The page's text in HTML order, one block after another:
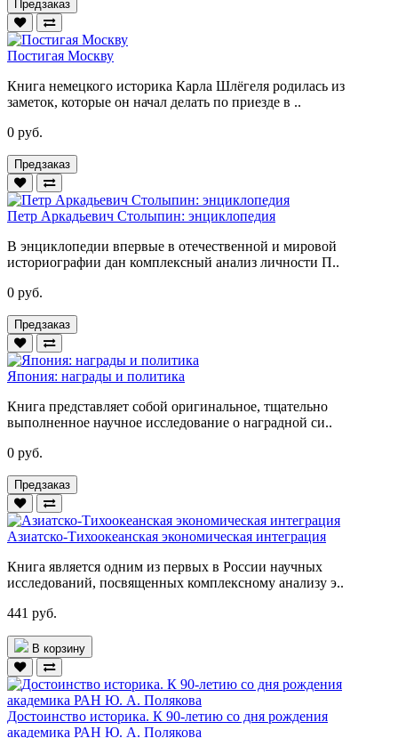
Предзаказ
Постигая Москву
Книга немецкого историка Карла Шлёгеля родилась из
заметок, которые он начал делать по приезде в ..
0 руб.
Предзаказ
Петр Аркадьевич Столыпин: энциклопедия
В энциклопедии впервые в отечественной и мировой
историографии дан комплексный анализ личности П..
0 руб.
Предзаказ
Япония: награды и политика
Книга представляет собой оригинальное, тщательно
выполненное научное исследование о наградной си..
0 руб.
Предзаказ
Азиатско-Тихоокеанская экономическая интеграция
Книга является одним из первых в России научных
исследований, посвященных комплексному анализу э..
441 руб.
В корзину
Достоинство историка. К 90-летию со дня рождения
академика РАН Ю. А. Полякова